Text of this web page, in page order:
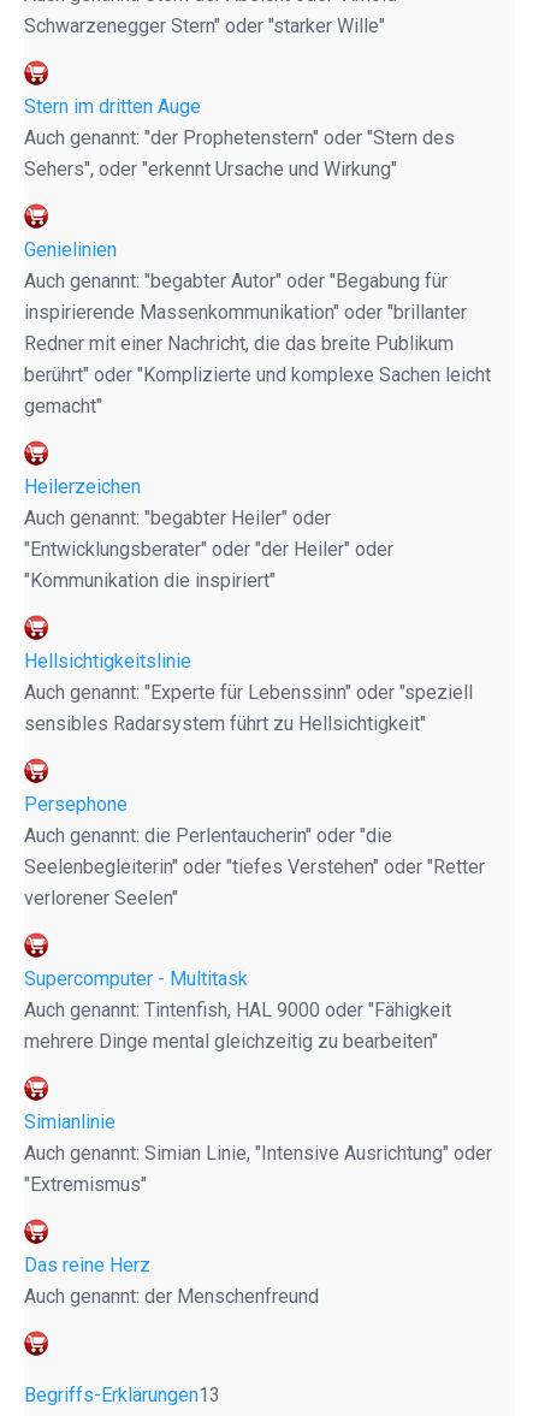
Schwarzenegger Stern" oder "starker Wille"
Stern im dritten Auge
Auch genannt: "der Prophetenstern" oder "Stern des
Sehers", oder "erkennt Ursache und Wirkung"
Genielinien
Auch genannt: "begabter Autor" oder "Begabung für
inspirierende Massenkommunikation" oder "brillanter
Redner mit einer Nachricht, die das breite Publikum
berührt" oder "Komplizierte und komplexe Sachen leicht
gemacht"
Heilerzeichen
Auch genannt: "begabter Heiler" oder
"Entwicklungsberater" oder "der Heiler" oder
"Kommunikation die inspiriert"
Hellsichtigkeitslinie
Auch genannt: "Experte für Lebenssinn" oder "speziell
sensibles Radarsystem führt zu Hellsichtigkeit"
Persephone
Auch genannt: die Perlentaucherin" oder "die
Seelenbegleiterin" oder "tiefes Verstehen" oder "Retter
verlorener Seelen"
Supercomputer - Multitask
Auch genannt: Tintenfish, HAL 9000 oder "Fähigkeit
mehrere Dinge mental gleichzeitig zu bearbeiten"
Simianlinie
Auch genannt: Simian Linie, "Intensive Ausrichtung" oder
"Extremismus"
Das reine Herz
Auch genannt: der Menschenfreund
Begriffs-Erklärungen13